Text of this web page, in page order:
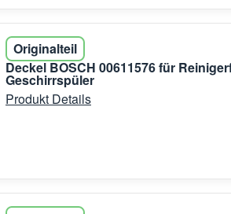
Originalteil
Deckel BOSCH 00611576 für
Geschirrspüler
Produkt Details